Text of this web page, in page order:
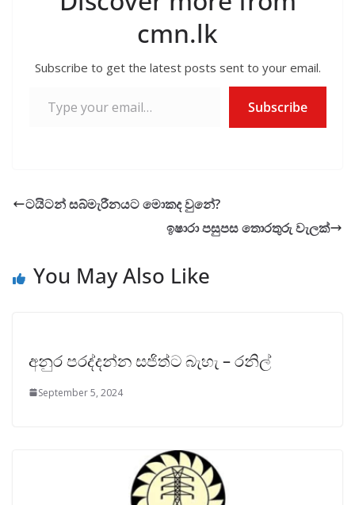
cmn.lk
Subscribe to get the latest posts sent to your email.
Subscribe
ටයිටන් සබ්මැරීනයට මොකද වුනේ?
ඉෂාරා පසුපස තොරතුරු වැලක්
You May Also Like
අනුර පරද්දන්න සජිත්ට බැහැ – රනිල්
September 5, 2024